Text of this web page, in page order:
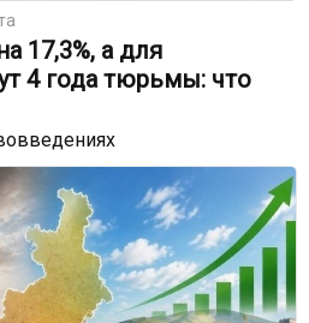
17,3%, а для
4 года тюрьмы: что